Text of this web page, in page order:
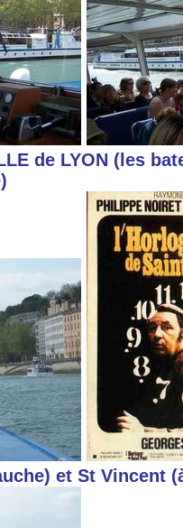
de LYON (les
et St Vincent